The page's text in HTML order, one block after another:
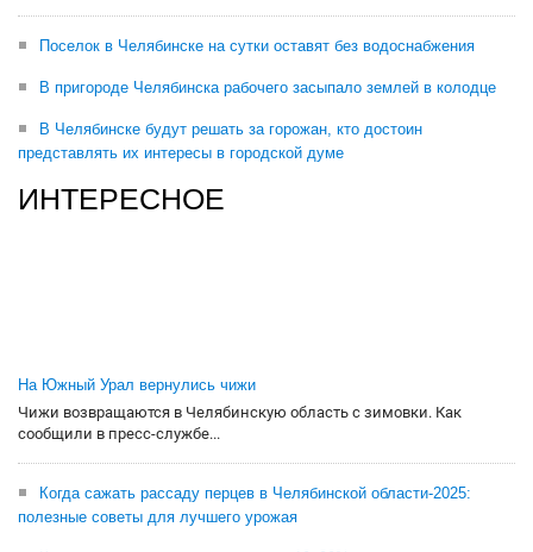
Поселок в Челябинске на сутки оставят без водоснабжения
В пригороде Челябинска рабочего засыпало землей в колодце
В Челябинске будут решать за горожан, кто достоин
представлять их интересы в городской думе
ИНТЕРЕСНОЕ
На Южный Урал вернулись чижи
Чижи возвращаются в Челябинскую область с зимовки. Как
сообщили в пресс-службе...
Когда сажать рассаду перцев в Челябинской области-2025:
полезные советы для лучшего урожая